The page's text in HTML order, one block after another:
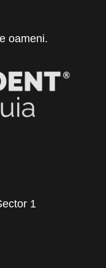
oameni.
1